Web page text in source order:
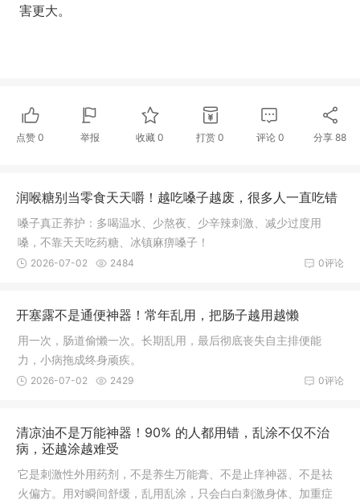
害更大。
点赞 0 举报 收藏0 打赏 0 评论 0 分享88
润喉糖别当零食天天嚼！越吃嗓子越废，很多人一直吃错
嗓子真正养护：多喝温水、少熬夜、少辛辣刺激、减少过度用
嗓，不靠天天吃药糖、冰镇麻痹嗓子！
0评论
2026-07-02 2484
开塞露不是通便神器！常年乱用，把肠子越用越懒
用一次，肠道偷懒一次。长期乱用，最后彻底丧失自主排便能
力，小病拖成终身顽疾。
0评论
2026-07-02 2429
清凉油不是万能神器！90% 的人都用错，乱涂不仅不治
病，还越涂越难受
它是刺激性外用药剂，不是养生万能膏、不是止痒神器、不是祛
火偏方。用对瞬间舒缓，乱用乱涂，只会白白刺激身体、加重症